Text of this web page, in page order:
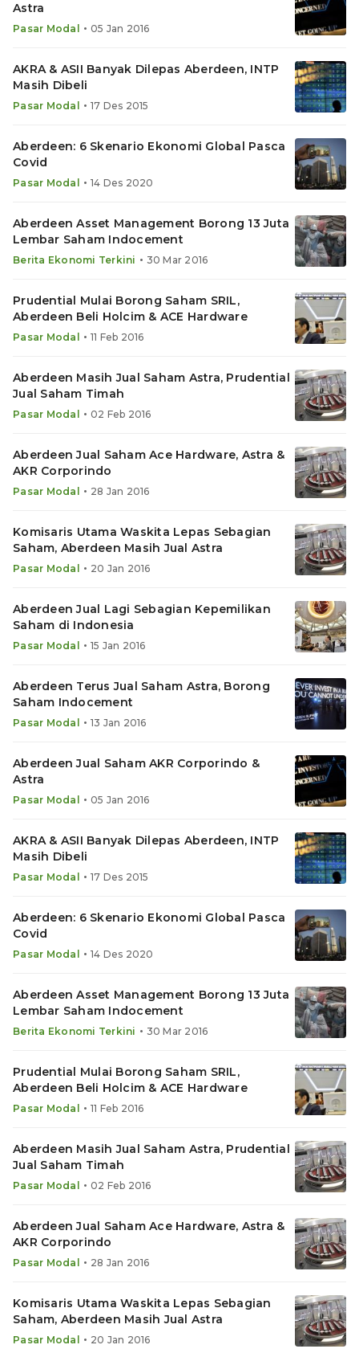
Astra
Pasar Modal • 05 Jan 2016
AKRA & ASII Banyak Dilepas Aberdeen, INTP
Masih Dibeli
Pasar Modal • 17 Des 2015
Aberdeen: 6 Skenario Ekonomi Global Pasca
Covid
Pasar Modal • 14 Des 2020
Aberdeen Asset Management Borong 13 Juta
Lembar Saham Indocement
Berita Ekonomi Terkini • 30 Mar 2016
Prudential Mulai Borong Saham SRIL,
Aberdeen Beli Holcim & ACE Hardware
Pasar Modal • 11 Feb 2016
Aberdeen Masih Jual Saham Astra, Prudential
Jual Saham Timah
Pasar Modal • 02 Feb 2016
Aberdeen Jual Saham Ace Hardware, Astra &
AKR Corporindo
Pasar Modal • 28 Jan 2016
Komisaris Utama Waskita Lepas Sebagian
Saham, Aberdeen Masih Jual Astra
Pasar Modal • 20 Jan 2016
Aberdeen Jual Lagi Sebagian Kepemilikan
Saham di Indonesia
Pasar Modal • 15 Jan 2016
Aberdeen Terus Jual Saham Astra, Borong
Saham Indocement
Pasar Modal • 13 Jan 2016
Aberdeen Jual Saham AKR Corporindo &
Astra
Pasar Modal • 05 Jan 2016
AKRA & ASII Banyak Dilepas Aberdeen, INTP
Masih Dibeli
Pasar Modal • 17 Des 2015
Aberdeen: 6 Skenario Ekonomi Global Pasca
Covid
Pasar Modal • 14 Des 2020
Aberdeen Asset Management Borong 13 Juta
Lembar Saham Indocement
Berita Ekonomi Terkini • 30 Mar 2016
Prudential Mulai Borong Saham SRIL,
Aberdeen Beli Holcim & ACE Hardware
Pasar Modal • 11 Feb 2016
Aberdeen Masih Jual Saham Astra, Prudential
Jual Saham Timah
Pasar Modal • 02 Feb 2016
Aberdeen Jual Saham Ace Hardware, Astra &
AKR Corporindo
Pasar Modal • 28 Jan 2016
Komisaris Utama Waskita Lepas Sebagian
Saham, Aberdeen Masih Jual Astra
Pasar Modal • 20 Jan 2016